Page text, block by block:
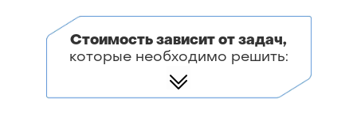
Стоимость зависит от задач,
которые необходимо решить: